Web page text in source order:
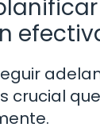
crucial